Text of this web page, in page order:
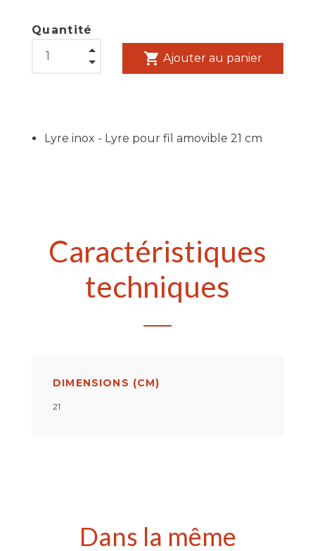
Quantité
shopping_cart Ajouter au panier
Lyre inox - Lyre pour fil amovible 21 cm
Caractéristiques
techniques
DIMENSIONS (CM)
21
Dans la même